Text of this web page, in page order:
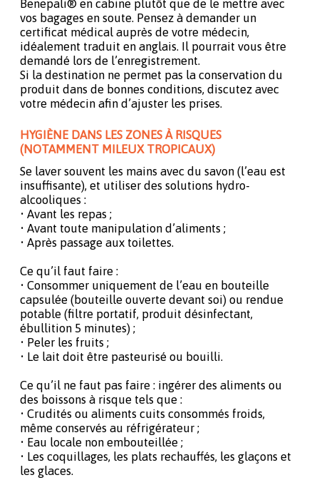
Benepali® en cabine plutôt que de le mettre avec
vos bagages en soute. Pensez à demander un
certificat médical auprès de votre médecin,
idéalement traduit en anglais. Il pourrait vous être
demandé lors de l’enregistrement.
Si la destination ne permet pas la conservation du
produit dans de bonnes conditions, discutez avec
votre médecin afin d’ajuster les prises.
HYGIÈNE DANS LES ZONES À RISQUES
(NOTAMMENT MILEUX TROPICAUX)
Se laver souvent les mains avec du savon (l’eau est
insuffisante), et utiliser des solutions hydro-
alcooliques :
• Avant les repas ;
• Avant toute manipulation d’aliments ;
• Après passage aux toilettes.
Ce qu’il faut faire :
• Consommer uniquement de l’eau en bouteille
capsulée (bouteille ouverte devant soi) ou rendue
potable (filtre portatif, produit désinfectant,
ébullition 5 minutes) ;
• Peler les fruits ;
• Le lait doit être pasteurisé ou bouilli.
Ce qu’il ne faut pas faire : ingérer des aliments ou
des boissons à risque tels que :
• Crudités ou aliments cuits consommés froids,
même conservés au réfrigérateur ;
• Eau locale non embouteillée ;
• Les coquillages, les plats rechauffés, les glaçons et
les glaces.